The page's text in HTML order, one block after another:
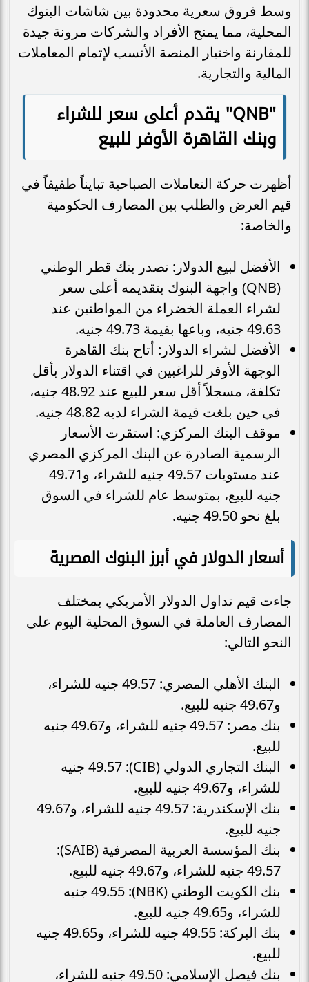
وسط فروق سعرية محدودة بين شاشات البنوك
المحلية، مما يمنح الأفراد والشركات مرونة جيدة
للمقارنة واختيار المنصة الأنسب لإتمام المعاملات
المالية والتجارية.
"QNB" يقدم أعلى سعر للشراء
وبنك القاهرة الأوفر للبيع
أظهرت حركة التعاملات الصباحية تبايناً طفيفاً في
قيم العرض والطلب بين المصارف الحكومية
والخاصة:
الأفضل لبيع الدولار: تصدر بنك قطر الوطني
(QNB) واجهة البنوك بتقديمه أعلى سعر
لشراء العملة الخضراء من المواطنين عند
49.63 جنيه، وباعها بقيمة 49.73 جنيه.
الأفضل لشراء الدولار: أتاح بنك القاهرة
الوجهة الأوفر للراغبين في اقتناء الدولار بأقل
تكلفة، مسجلاً أقل سعر للبيع عند 48.92 جنيه،
في حين بلغت قيمة الشراء لديه 48.82 جنيه.
موقف البنك المركزي: استقرت الأسعار
الرسمية الصادرة عن البنك المركزي المصري
عند مستويات 49.57 جنيه للشراء، و49.71
جنيه للبيع، بمتوسط عام للشراء في السوق
بلغ نحو 49.50 جنيه.
أسعار الدولار في أبرز البنوك المصرية
جاءت قيم تداول الدولار الأمريكي بمختلف
المصارف العاملة في السوق المحلية اليوم على
النحو التالي:
البنك الأهلي المصري: 49.57 جنيه للشراء،
و49.67 جنيه للبيع.
بنك مصر: 49.57 جنيه للشراء، و49.67 جنيه
للبيع.
البنك التجاري الدولي (CIB): 49.57 جنيه
للشراء، و49.67 جنيه للبيع.
بنك الإسكندرية: 49.57 جنيه للشراء، و49.67
جنيه للبيع.
بنك المؤسسة العربية المصرفية (SAIB):
49.57 جنيه للشراء، و49.67 جنيه للبيع.
بنك الكويت الوطني (NBK): 49.55 جنيه
للشراء، و49.65 جنيه للبيع.
بنك البركة: 49.55 جنيه للشراء، و49.65 جنيه
للبيع.
بنك فيصل الإسلامي: 49.50 جنيه للشراء،